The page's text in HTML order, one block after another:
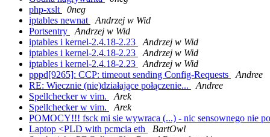
php-xslt
0neg
iptables newnat
Andrzej w Wid
Portsentry
Andrzej w Wid
iptables i kernel-2.4.18-2.23
Andrzej w Wid
iptables i kernel-2.4.18-2.23
Andrzej w Wid
iptables i kernel-2.4.18-2.23
Andrzej w Wid
pppd[9265]: CCP: timeout sending Config-Requests
Andree
RE: Wiecznie (nie)działające połączenie...
Andree
Spellchecker w vim.
Arek
Spellchecker w vim.
Arek
POMOCY!!! fsck mi sie wywraca (...) - nic sensownego nie
Laptop <PLD with pcmcia eth
BartOwl